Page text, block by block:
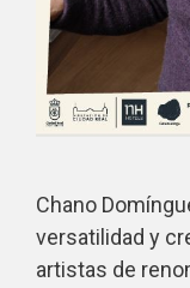
Chano
versatilidad y
artistas de